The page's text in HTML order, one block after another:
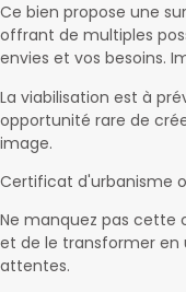
Ce bien propose une
offrant de multiples
envies et vos besoins.
La viabilisation est à
opportunité rare de
image.
Certificat d'urbanisme
Ne manquez pas cette
et de le transformer en
attentes.